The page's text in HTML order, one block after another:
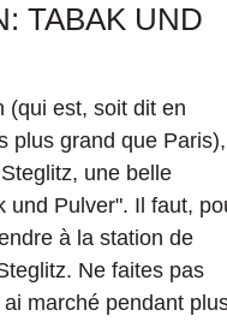
TABAK UND
(qui est, soit dit en
plus grand que Paris),
une belle
und Pulver". Il faut,
à la station de
Ne faites pas
marché pendant